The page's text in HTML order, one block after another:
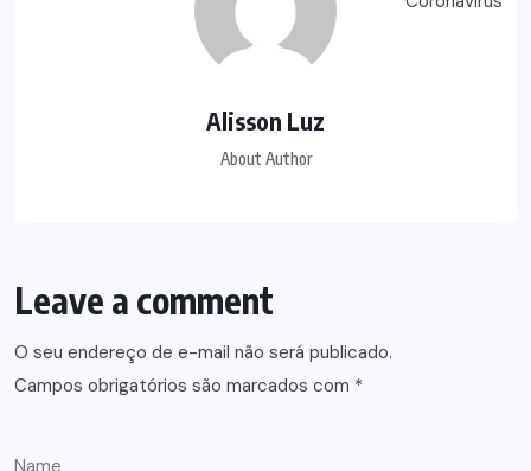
Alisson Luz
About Author
Leave a comment
O seu endereço de e-mail não será publicado.
Campos obrigatórios são marcados com *